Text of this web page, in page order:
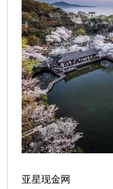
亚星现金网